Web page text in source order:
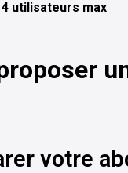
4 utilisateurs max
votre